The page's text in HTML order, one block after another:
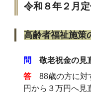
令和８年２月
高齢者福祉施策
問
敬老祝金の見
答
88歳の方に対
円から３万円へ見